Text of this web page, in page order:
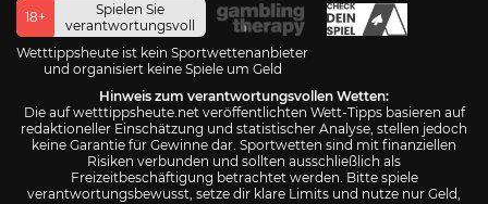
18+
Spielen Sie
verantwortungsvoll
Wetttippsheute ist kein Sportwettenanbieter
und organisiert keine Spiele um Geld
Hinweis zum verantwortungsvollen Wetten:
Die auf wetttippsheute.net veröffentlichten Wett-Tipps basieren auf
redaktioneller Einschätzung und statistischer Analyse, stellen jedoch
keine Garantie für Gewinne dar. Sportwetten sind mit finanziellen
Risiken verbunden und sollten ausschließlich als
Freizeitbeschäftigung betrachtet werden. Bitte spiele
verantwortungsbewusst, setze dir klare Limits und nutze nur Geld,